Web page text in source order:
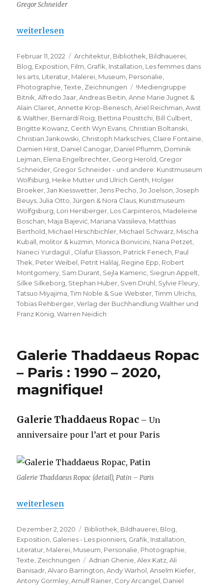
Gregor Schneider
„Gregor Schneider – und andere: Kunstmuseum
weiterlesen
Veröffentlicht
am
Februar 11, 2022 Kategorien
Architektur Bibliothek Bildhauerei
Blog Exposition Film Grafik Installation Les femmes dans
les arts Literatur Malerei Museum Personalie
Photographie ,Texte Zeichnungen Schlagwörter
!Mediengruppe
Bitnik ,Alfredo Jaar ,Andreas Beitin ,Anne Marie Jugnet &
Alain Clairet ,Annette Krop-Benesch ,Ariel Reichman ,Awst
& Walther Bernardí Roig Bettina Pousttchi Bill Culbert
Brigitte Kowanz Cerith Wyn Evans Christian Boltanski
Christian Jankowski Christoph Markschies Claire Fontaine
Damien Hirst Daniel Canogar Daniel Pflumm Dominik
Lejman Elena Engelbrechter Georg Herold Gregor
Schneider Gregor Schneider - und andere: Kunstmuseum
Wolfsburg Heike Mutter und Ulrich Genth Holger
Broeker ,Jan Kiesswetter ,Jens Pecho ,Jo Joelson ,Joseph
Beuys ,Julia Otto ,Jürgen & Nora Claus Kunstmuseum
Wolfgsburg Lori Hersberger Los Carpinteros Madeleine
Boschan Maja Bajević Mariana Vassileva Matthias
Berthold Michael Hirschbichler Michael Schwarz Mischa
Kuball molitor & kuzmin Monica Bonvicini Nana Petzet
Naneci Yurdagül.
Olafur Eliasson Patrick Fenech Paul
Thek Peter Weibel Petrit Halilaj Regine Epp Robert
Montgomery Sam Durant Sejla Kameric Siegrun Appelt
Silke Silkeborg Stephan Huber Sven Drühl Sylvie Fleury
Tatsuo Miyajima ,Tim Noble & Sue Webster ,Timm Ulrichs
Tobias Rehberger ,Verlag der Buchhandlung Walther und
Franz König ,Warren Neidich
Galerie Thaddaeus Ropac
– Paris : 1990 – 2020,
magnifique!
Galerie Thaddaeus Ropac – Un
anniversaire pour l’art et pour Paris
Galerie Thaddaeus Ropac (detail), Patin – Paris
„Galerie Thaddaeus Ropac – Paris : 1990 – 2020,
weiterlesen
Veröffentlicht
am
Dezember 2, 2020 Kategorien
Bibliothek Bildhauerei Blog
Exposition Galeries - Les pionniers Grafik Installation
Literatur Malerei Museum Personalie Photographie
Texte Zeichnungen Schlagwörter
Adrian Ghenie ,Alex Katz ,Ali
Banisadr ,Alvaro Barrington ,Andy Warhol ,Anselm Kiefer
Antony Gormley ,Arnulf Rainer Cory Arcangel Daniel